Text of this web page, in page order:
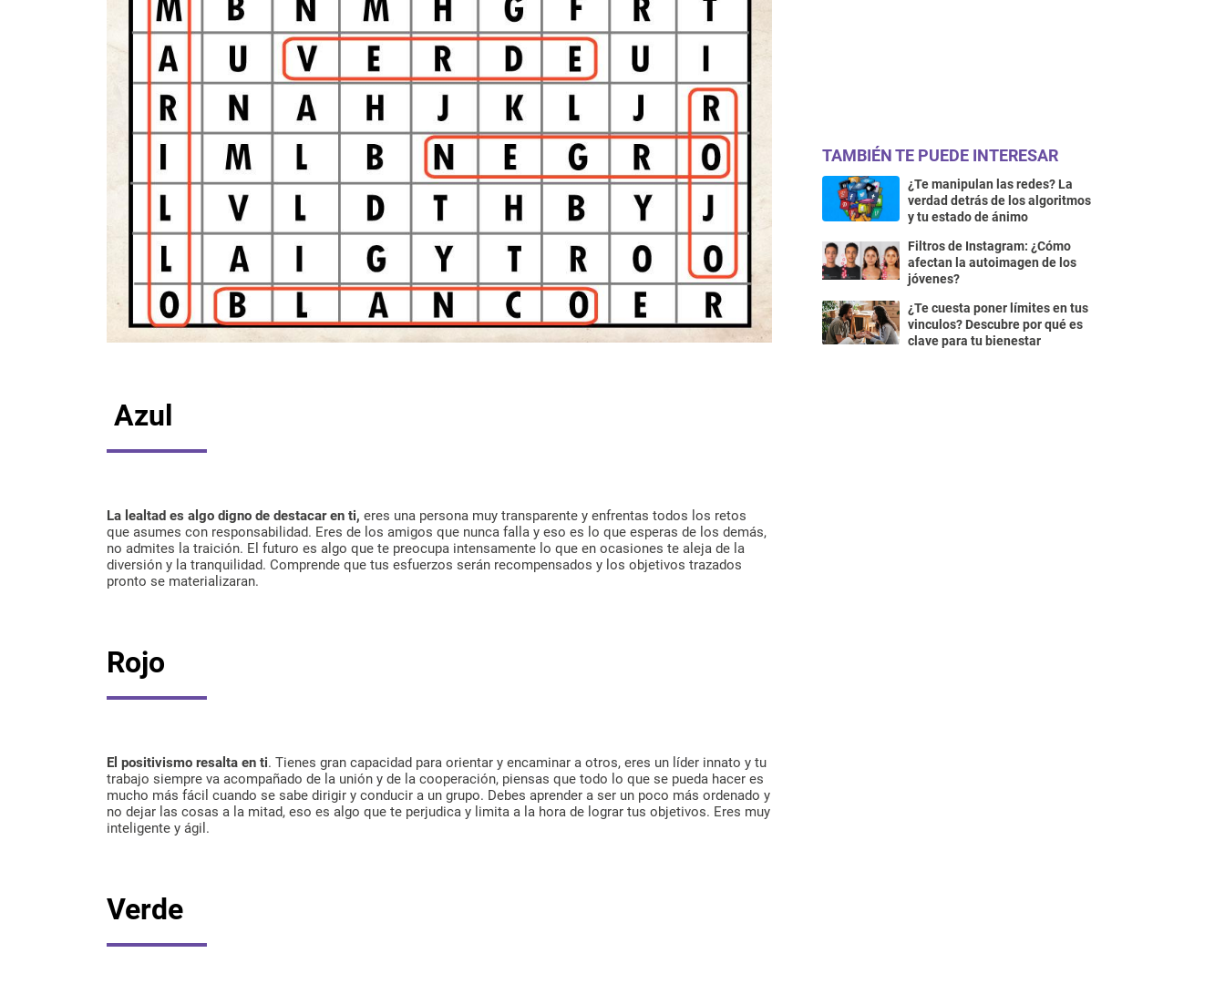
Azul
La lealtad es algo digno de destacar en ti, eres una persona muy transparente y enfrentas todos los retos
que asumes con responsabilidad. Eres de los amigos que nunca falla y eso es lo que esperas de los demás,
no admites la traición. El futuro es algo que te preocupa intensamente lo que en ocasiones te aleja de la
diversión y la tranquilidad. Comprende que tus esfuerzos serán recompensados y los objetivos trazados
pronto se materializaran.
Rojo
El positivismo resalta en ti. Tienes gran capacidad para orientar y encaminar a otros, eres un líder innato y tu
trabajo siempre va acompañado de la unión y de la cooperación, piensas que todo lo que se pueda hacer es
mucho más fácil cuando se sabe dirigir y conducir a un grupo. Debes aprender a ser un poco más ordenado y
no dejar las cosas a la mitad, eso es algo que te perjudica y limita a la hora de lograr tus objetivos. Eres muy
inteligente y ágil.
Verde
TAMBIÉN TE PUEDE INTERESAR
¿Te manipulan las redes? La
verdad detrás de los algoritmos
y tu estado de ánimo
Filtros de Instagram: ¿Cómo
afectan la autoimagen de los
jóvenes?
¿Te cuesta poner límites en tus
vinculos? Descubre por qué es
clave para tu bienestar